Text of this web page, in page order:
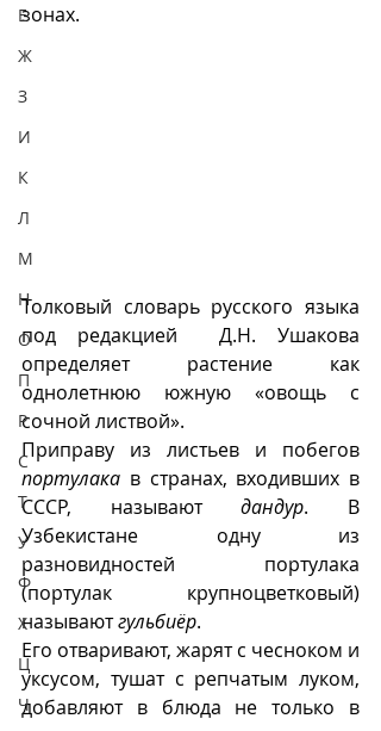
Е
Ж
З
И
К
Л
М
Н
О
П
Р
С
Т
У
Ф
Х
Ц
Ч
зонах.
Толковый словарь русского языка
под редакцией  Д.Н. Ушакова
определяет растение как
однолетнюю южную «овощь с
сочной листвой».
портулака в странах, входивших в
СССР, называют дандур. В
Узбекистане одну из
разновидностей портулака
(портулак крупноцветковый)
называют гульбиёр.
Его отваривают, жарят с чесноком и
уксусом, тушат с репчатым луком,
добавляют в блюда не только в